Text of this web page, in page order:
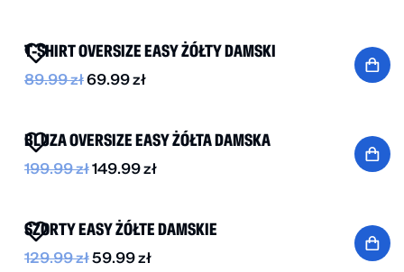
T-SHIRT OVERSIZE EASY ŻÓŁTY DAMSKI
89.99zł69.99zł
BLUZA OVERSIZE EASY ŻÓŁTA DAMSKA
199.99zł149.99zł
SZORTY EASY ŻÓŁTE DAMSKIE
129.99zł59.99zł